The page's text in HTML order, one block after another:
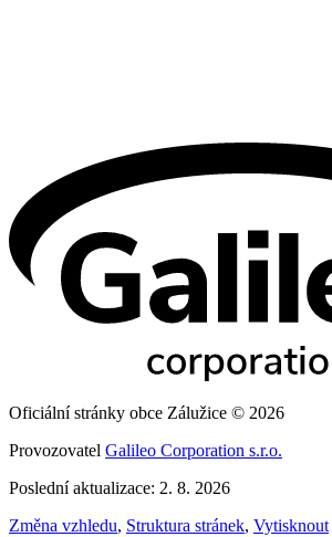
Oficiální stránky obce Zálužice © 2026
Provozovatel Galileo Corporation s.r.o.
Poslední aktualizace: 2. 8. 2026
Změna vzhledu, Struktura stránek, Vytisknout